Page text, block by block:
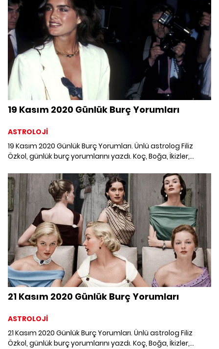
19 Kasım 2020 Günlük Burç Yorumları
ASTROLOJİ
19 Kasım 2020 Günlük Burç Yorumları. Ünlü astrolog Filiz
Özkol, günlük burç yorumlarını yazdı. Koç, Boğa, İkizler,
Balık burcunu 19 Kasım'da neler bekliyor?
21 Kasım 2020 Günlük Burç Yorumları
ASTROLOJİ
21 Kasım 2020 Günlük Burç Yorumları. Ünlü astrolog Filiz
Özkol, günlük burç yorumlarını yazdı. Koç, Boğa, İkizler,